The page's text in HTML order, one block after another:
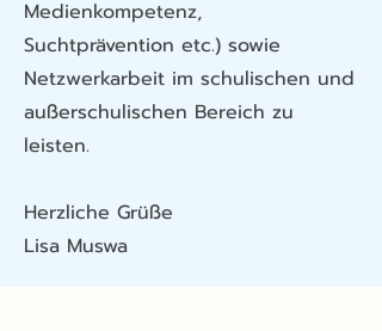
Medienkompetenz,
Suchtprävention etc.) sowie
Netzwerkarbeit im schulischen und
außerschulischen Bereich zu
leisten.
Herzliche Grüße
Lisa Muswa